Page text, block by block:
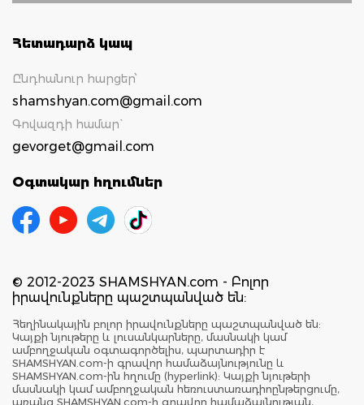
Հետադարձ կապ
Ընդհանուր հարցեր՝
shamshyan.com@gmail.com
Գովազդի համար`
gevorget@gmail.com
Օգտակար հղումներ
© 2012-2023 SHAMSHYAN.com - Բոլոր
իրավունքները պաշտպանված են:
Հեղինակային բոլոր իրավունքները պաշտպանված են:
Կայքի նյութերը և լուսանկարները, մասնակի կամ
ամբողջական օգտագործելիս, պարտադիր է
SHAMSHYAN.com-ի գրավոր համաձայնությունը և
SHAMSHYAN.com-ին հղումը (hyperlink): Կայքի նյութերի
մասնակի կամ ամբողջական հեռուստառադիոընթերցումը,
առանց SHAMSHYAN.com-ի գրավոր համաձայնության,